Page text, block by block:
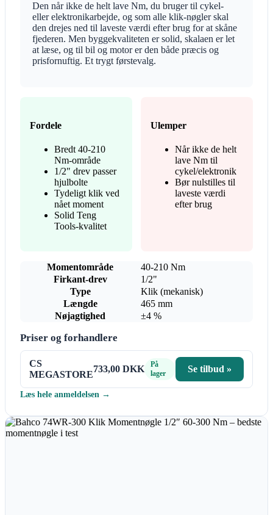
Den når ikke de helt lave Nm, du bruger til cykel-
eller elektronikarbejde, og som alle klik-nøgler skal
den drejes ned til laveste værdi efter brug for at skåne
fjederen. Men byggekvaliteten er solid, skalaen er let
at læse, og til bil og motor er den både præcis og
prisfornuftig. Et trygt førstevalg.
Fordele
Bredt 40-210
Nm-område
1/2" drev passer
hjulbolte
Tydeligt klik ved
nået moment
Solid Teng
Tools-kvalitet
Ulemper
Når ikke de helt
lave Nm til
cykel/elektronik
Bør nulstilles til
laveste værdi
efter brug
Momentområde
40-210 Nm
Firkant-drev
1/2"
Type
Klik (mekanisk)
Længde
465 mm
Nøjagtighed
±4 %
Priser og forhandlere
CS
MEGASTORE
733,00 DKK
På
lager
Se tilbud »
Læs hele anmeldelsen →